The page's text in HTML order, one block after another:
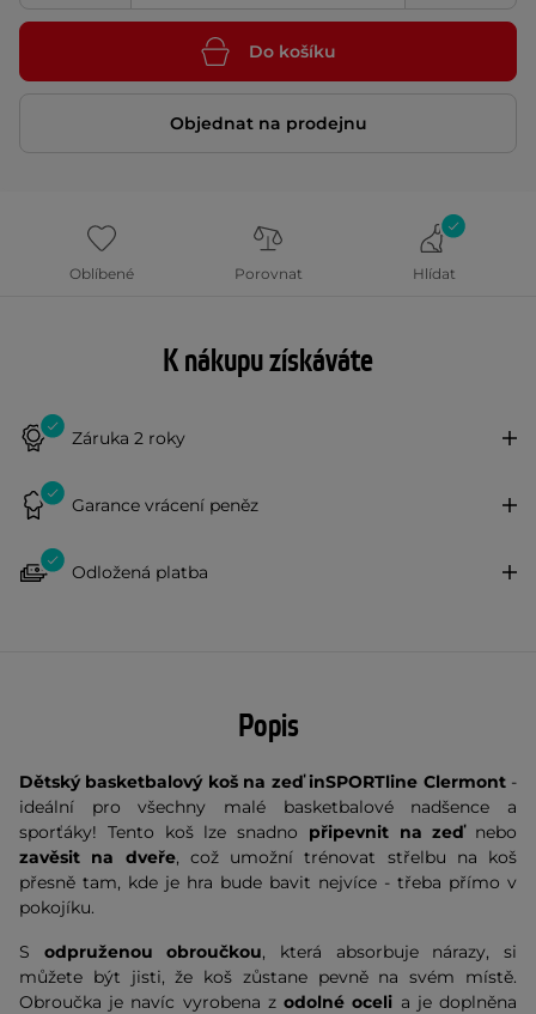
Do košíku
Objednat na prodejnu
Oblíbené Porovnat Hlídat
K nákupu získáváte
Záruka 2 roky
Garance vrácení peněz
Odložená platba
Popis
Dětský basketbalový koš na zeď inSPORTline Clermont-
ideální pro všechny malé basketbalové nadšence a
sporťáky! Tento koš lze snadno připevnit na zeďnebo
zavěsit na dveře, což umožní trénovat střelbu na koš
přesně tam, kde je hra bude bavit nejvíce - třeba přímo v
pokojíku.
S odpruženou obroučkou, která absorbuje nárazy, si
můžete být jisti, že koš zůstane pevně na svém místě.
Obroučka je navíc vyrobena zodolné oceli a je doplněna